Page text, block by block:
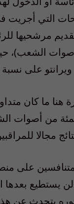
التي أجريت
نسبة 3.77 بالمئة.
هنا ما كان
على حوالي 50
مجالا
على
يستطيع بعدها
يتحدث عن هذا